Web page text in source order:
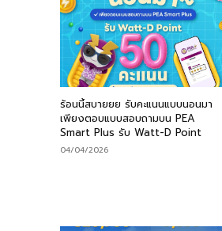
ร้อนนี้สบายยย รับคะแนนแบบนอนมา
เพียงตอบแบบสอบถามบน PEA
Smart Plus รับ Watt-D Point
04/04/2026